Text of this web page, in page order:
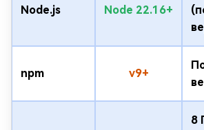
Node.js Node 22.16+
npm v9+
8